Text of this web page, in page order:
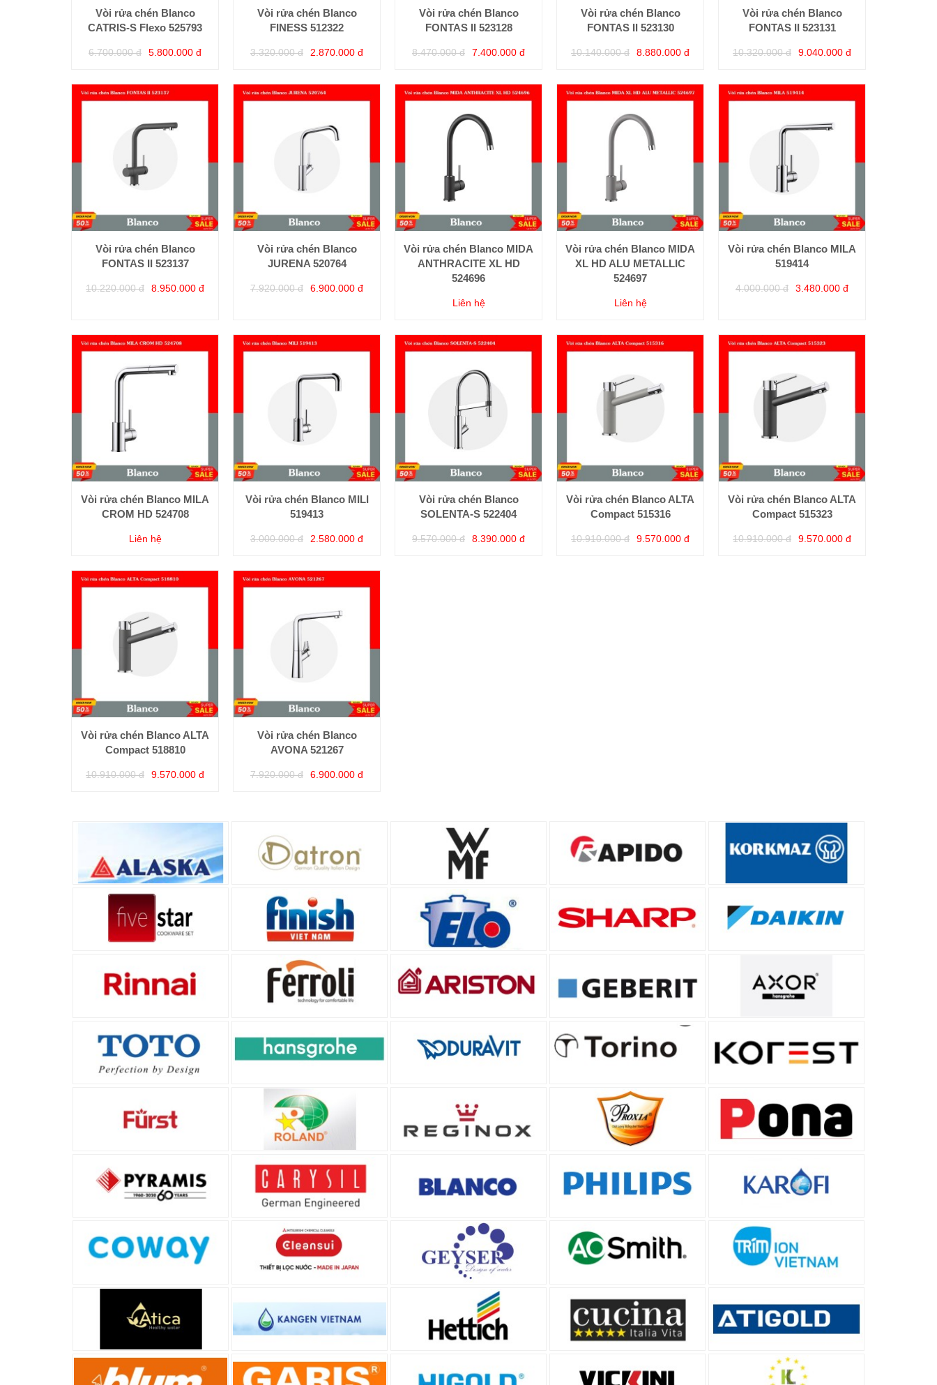
Vòi rửa chén Blanco
CATRIS-S Flexo 525793
6.700.000 đ 5.800.000 đ
Vòi rửa chén Blanco
FINESS 512322
3.320.000 đ 2.870.000 đ
Vòi rửa chén Blanco
FONTAS II 523128
8.470.000 đ 7.400.000 đ
Vòi rửa chén Blanco
FONTAS II 523130
10.140.000 đ 8.880.000 đ
Vòi rửa chén Blanco
FONTAS II 523131
10.320.000 đ 9.040.000 đ
Vòi rửa chén Blanco
FONTAS II 523137
10.220.000 đ 8.950.000 đ
Vòi rửa chén Blanco
JURENA 520764
7.920.000 đ 6.900.000 đ
Vòi rửa chén Blanco MIDA
ANTHRACITE XL HD
524696
Liên hệ
Vòi rửa chén Blanco MIDA
XL HD ALU METALLIC
524697
Liên hệ
Vòi rửa chén Blanco MILA
519414
4.000.000 đ 3.480.000 đ
Vòi rửa chén Blanco MILA
CROM HD 524708
Liên hệ
Vòi rửa chén Blanco MILI
519413
3.000.000 đ 2.580.000 đ
Vòi rửa chén Blanco
SOLENTA-S 522404
9.570.000 đ 8.390.000 đ
Vòi rửa chén Blanco ALTA
Compact 515316
10.910.000 đ 9.570.000 đ
Vòi rửa chén Blanco ALTA
Compact 515323
10.910.000 đ 9.570.000 đ
Vòi rửa chén Blanco ALTA
Compact 518810
10.910.000 đ 9.570.000 đ
Vòi rửa chén Blanco
AVONA 521267
7.920.000 đ 6.900.000 đ